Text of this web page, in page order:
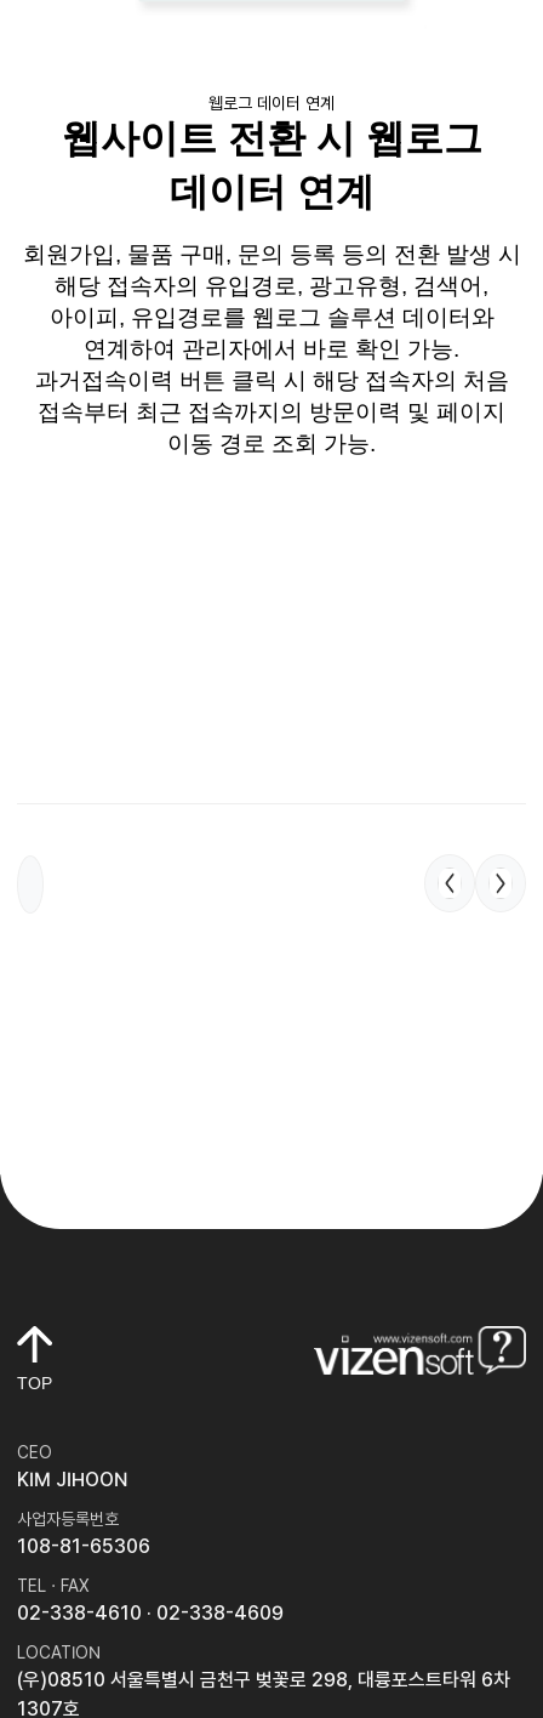
웹로그 데이터 연계
웹사이트 전환 시 웹로그
데이터 연계
회원가입, 물품 구매, 문의 등록 등의 전환 발생 시
해당 접속자의 유입경로, 광고유형, 검색어,
아이피, 유입경로를 웹로그 솔루션 데이터와
연계하여 관리자에서 바로 확인 가능.
과거접속이력 버튼 클릭 시 해당 접속자의 처음
접속부터 최근 접속까지의 방문이력 및 페이지
이동 경로 조회 가능.
TOP
CEO
KIM JIHOON
사업자등록번호
108-81-65306
TEL · FAX
02-338-4610 · 02-338-4609
LOCATION
(우)08510 서울특별시 금천구 벚꽃로 298, 대륭포스트타워 6차
1307호